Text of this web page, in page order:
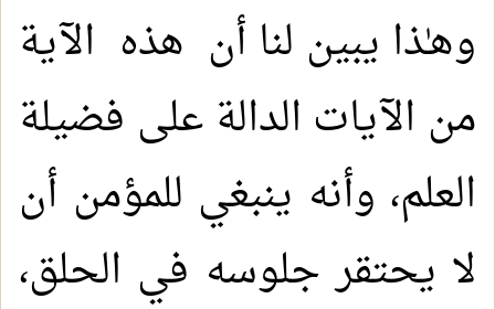
وهـٰذا يبين لنا أن هذه الآية
من الآيات الدالة على فضيلة
العلم، وأنه ينبغي للمؤمن أن
لا يحتقر جلوسه في الحلق،